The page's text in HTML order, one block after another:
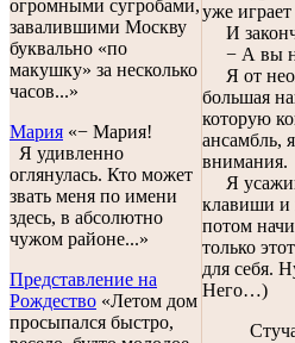
огромными сугробами,
завалившими Москву
буквально «по
макушку» за несколько
часов...»
Мария «− Мария!
Я удивленно
оглянулась. Кто может
звать меня по имени
здесь, в абсолютно
чужом районе...»
Представление на
Рождество «Летом дом
просыпался быстро,
уже
И
− А вы
Я от
большая
которую
ансамбль,
внимания.
Я
клавиши и
потом
только
для себя.
Него…)